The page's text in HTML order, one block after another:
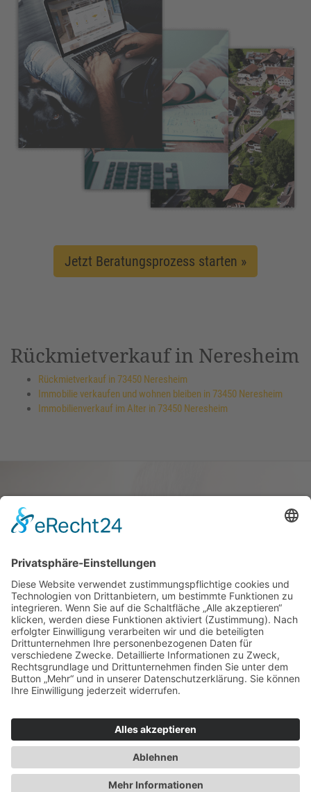
Jetzt Beratungsprozess starten »
Rückmietverkauf in Neresheim
Rückmietverkauf in 73450 Neresheim
Immobilie verkaufen und wohnen bleiben in 73450 Neresheim
Immobilienverkauf im Alter in 73450 Neresheim
verkaufen und darin
wohnen bleiben
Verkaufen Sie Ihr Haus oder Ihre
Eigen­tums­woh­nung und bleiben Sie
darin wohnen.
Jetzt Ermittlung starten »
Regional